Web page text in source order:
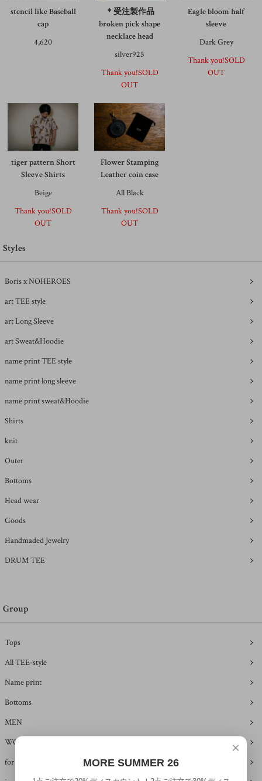
stencil like Baseball
cap
4,620
＊受注製作品
broken pick shape
necklace head
silver925
Thank you!SOLD
OUT
Eagle bloom half
sleeve
Dark Grey
Thank you!SOLD
OUT
tiger pattern Short
Sleeve Shirts
Beige
Thank you!SOLD
OUT
Flower Stamping
Leather coin case
All Black
Thank you!SOLD
OUT
Styles
Boris x NOHEROES
art TEE style
art Long Sleeve
art Sweat&Hoodie
name print TEE style
name print long sleeve
name print sweat&Hoodie
Shirts
knit
Outer
Bottoms
Head wear
Goods
Handmaded Jewelry
DRUM TEE
Group
Tops
All TEE-style
Name print
Bottoms
MEN
WOMEN
for kids
×
MORE SUMMER 26